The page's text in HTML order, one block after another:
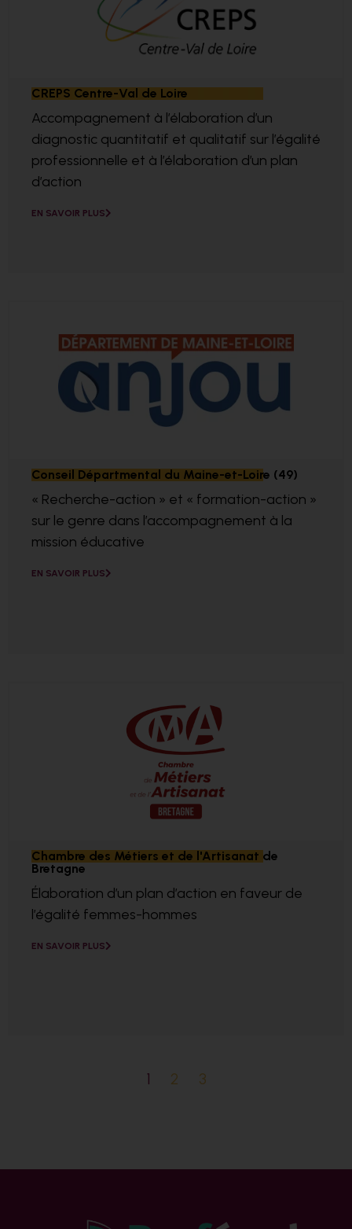
CREPS Centre-Val de Loire
Accompagnement à l’élaboration d’un
diagnostic quantitatif et qualitatif sur l’égalité
professionnelle et à l’élaboration d’un plan
d’action
EN SAVOIR PLUS
Conseil Départmental du Maine-et-Loire (49)
« Recherche-action » et « formation-action »
sur le genre dans l’accompagnement à la
mission éducative
EN SAVOIR PLUS
Chambre des Métiers et de l'Artisanat de
Bretagne
Élaboration d’un plan d’action en faveur de
l’égalité femmes-hommes
EN SAVOIR PLUS
1 2 3